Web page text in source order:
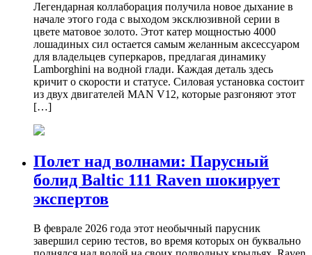
Легендарная коллаборация получила новое дыхание в
начале этого года с выходом эксклюзивной серии в
цвете матовое золото. Этот катер мощностью 4000
лошадиных сил остается самым желанным аксессуаром
для владельцев суперкаров, предлагая динамику
Lamborghini на водной глади. Каждая деталь здесь
кричит о скорости и статусе. Силовая установка состоит
из двух двигателей MAN V12, которые разгоняют этот
[…]
Полет над волнами: Парусный
болид Baltic 111 Raven шокирует
экспертов
В феврале 2026 года этот необычный парусник
завершил серию тестов, во время которых он буквально